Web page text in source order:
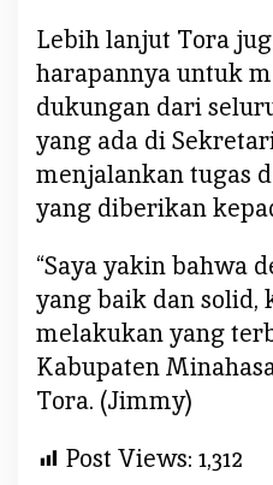
Lebih lanjut Tora
harapannya untuk
dukungan dari
yang ada di
menjalankan tugas
yang diberikan
“Saya yakin bahwa
yang baik dan solid,
melakukan yang
Kabupaten
Tora. (Jimmy)
Post Views: 1,312